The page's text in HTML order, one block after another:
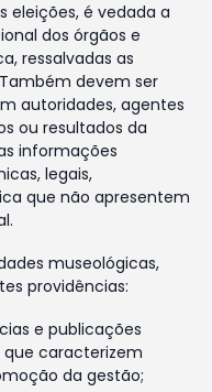
eleições, é vedada a
dos órgãos e
ressalvadas as
devem ser
autoridades, agentes
ou resultados da
informações
legais,
que não apresentem
museológicas,
providências:
e publicações
que caracterizem
da gestão;